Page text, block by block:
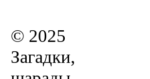
© 2025
Загадки,